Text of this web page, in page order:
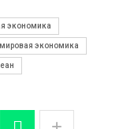
экономика
мировая экономика